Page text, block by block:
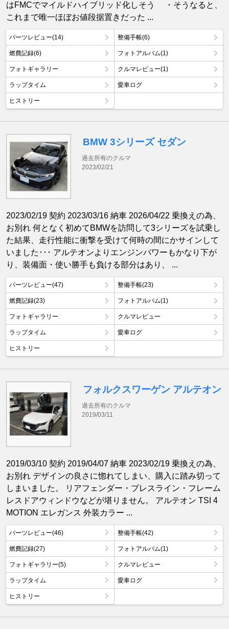
はFMCでマイルドハイブリッド化しそう ・そうなると、
これまで唯一ほぼお値段据置きだった ...
パーツレビュー(14) 整備手帳(6)
燃費記録(6) フォトアルバム(1)
フォトギャラリー クルマレビュー(1)
ラップタイム 愛車ログ
ヒストリー
BMW 3シリーズ セダン
過去所有のクルマ
2023/02/21
2023/02/19 契約 2023/03/16 納車 2026/04/22 乗換えの為、
お別れ 何となく初めてBMWを訪問して3シリーズを試乗し
た結果、走行性能に衝撃を受けて何時の間にかサインして
いました･･･ アルテオンよりエンジンパワーもかなり下が
り、装備面・使い勝手も負ける部分はあり、 ...
パーツレビュー(47) 整備手帳(23)
燃費記録(23) フォトアルバム(1)
フォトギャラリー クルマレビュー
ラップタイム 愛車ログ
ヒストリー
フォルクスワーゲン アルテオン
過去所有のクルマ
2019/03/11
2019/03/10 契約 2019/04/07 納車 2023/02/19 乗換えの為、
お別れ デザインの良さに惚れてしまい、購入に踏み切って
しまいました。 リアフェンダー・プレスライン・フレーム
レスドアウィンドウなどが堪りません。 アルテオン TSI 4
MOTION エレガンス 外装カラー ...
パーツレビュー(46) 整備手帳(42)
燃費記録(27) フォトアルバム(1)
フォトギャラリー(5) クルマレビュー
ラップタイム 愛車ログ
ヒストリー